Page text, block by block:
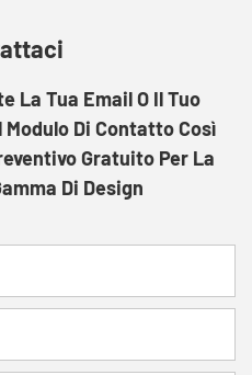
La Tua Email O Il Tuo
Di Contatto Così
Gratuito Per La
Di Design